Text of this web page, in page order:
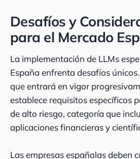
Desafíos y
para el Mercado
La implementación de LLMs
España enfrenta desafíos
que entrará en vigor
establece requisitos específicos
de alto riesgo, categoría que
aplicaciones financieras y
Las empresas españolas deben